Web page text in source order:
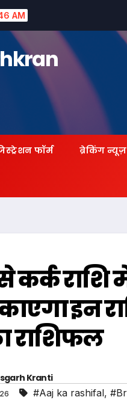
AM
फॉर्म ब्रेकिंग न्यूज़
कर्क
इन
राशिफल
Kranti
#Aaj ka rashifal,